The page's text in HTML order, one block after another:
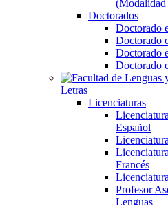
Doctorados
Doctorado
Doctorado
Doctorado
Doctorado
Letras
Licenciaturas
Español
Francés
Profesor
Lenguas